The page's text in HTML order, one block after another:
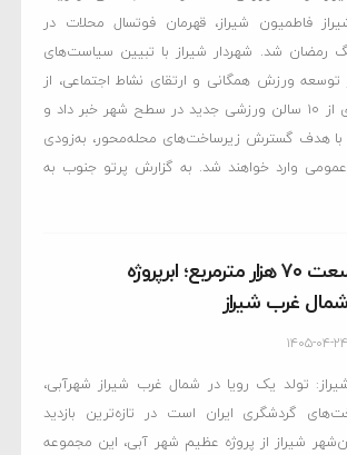
فاطمیون شیراز، قهرمان فوتسال محلات در
رمضان شد. شهردار شیراز با تبیین سیاست‌های
ورزش همگانی و ارتقای نشاط اجتماعی، از
تکمیل و بهره‌برداری از ۱۰ سالن ورزشی جدید در سطح شهر خبر داد و
هدف گسترش زیرساخت‌های محله‌محور، به‌زودی
وارد خواهند شد. به گزارش پرتو جنوب به
شهر آبی به وسعت ۷۰ هزار مترمربع؛ ابرپروژه
غرب شیراز
۱۴۰۵-۰۴-۲۴
تولد یک رویا در شمال غرب شیراز شهرآبی،
گردشگری ایران است در تازه‌ترین بازدید
شیراز از پروژه عظیم شهر آبی، این مجموعه